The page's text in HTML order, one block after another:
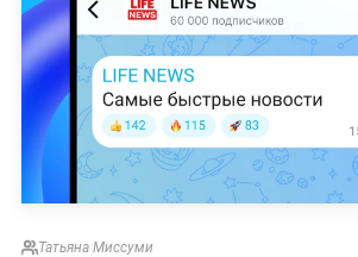
Татьяна Миссуми